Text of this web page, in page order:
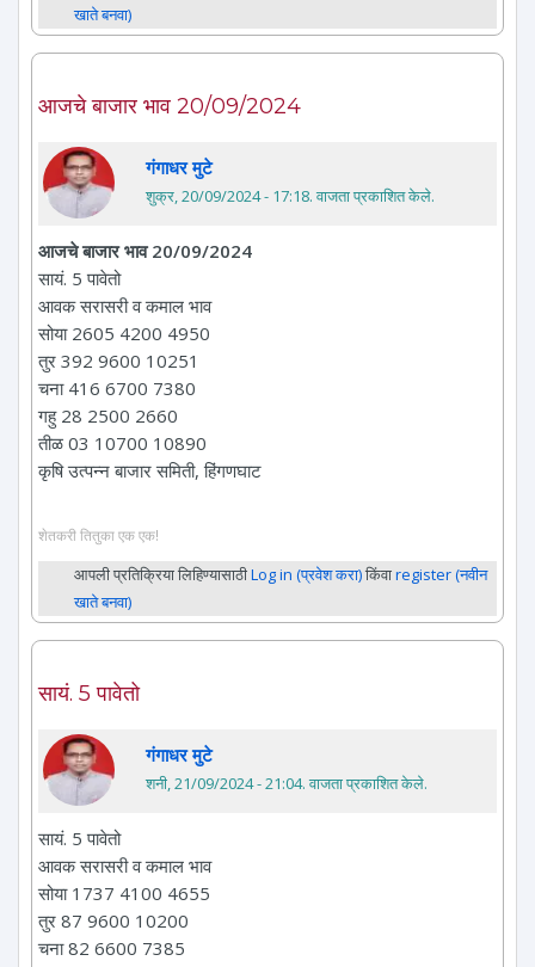
खाते बनवा)
आजचे बाजार भाव 20/09/2024
गंगाधर मुटे
शुक्र, 20/09/2024 - 17:18. वाजता प्रकाशित केले.
आजचे बाजार भाव 20/09/2024
सायं. 5 पावेतो
आवक सरासरी व कमाल भाव
सोया 2605 4200 4950
तुर 392 9600 10251
चना 416 6700 7380
गहु 28 2500 2660
तीळ 03 10700 10890
कृषि उत्पन्न बाजार समिती, हिंगणघाट
शेतकरी तितुका एक एक!
आपली प्रतिक्रिया लिहिण्यासाठीLog in (प्रवेश करा)किंवाregister (नवीन
खाते बनवा)
सायं. 5 पावेतो
गंगाधर मुटे
शनी, 21/09/2024 - 21:04. वाजता प्रकाशित केले.
सायं. 5 पावेतो
आवक सरासरी व कमाल भाव
सोया 1737 4100 4655
तुर 87 9600 10200
चना 82 6600 7385